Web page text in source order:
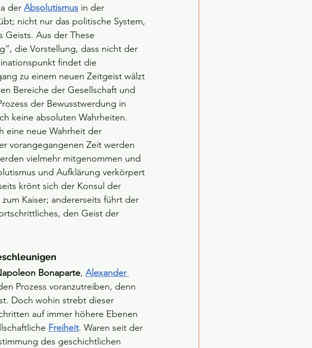
der Absolutismus in der
nicht nur das politische System,
Geists. Aus der These
die Vorstellung, dass nicht der
findet die
zu einem neuen Zeitgeist wälzt
Bereiche der Gesellschaft und
der Bewusstwerdung in
keine absoluten Wahrheiten.
eine neue Wahrheit der
vorangegangenen Zeit werden
vielmehr mitgenommen und
und Aufklärung verkörpert
krönt sich der Konsul der
Kaiser; andererseits führt der
den Geist der
Bonaparte, Alexander
Prozess voranzutreiben, denn
Doch wohin strebt dieser
auf immer höhere Ebenen
Freiheit. Waren seit der
des geschichtlichen